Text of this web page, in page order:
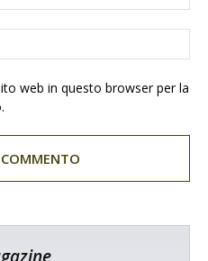
web in questo browser per la